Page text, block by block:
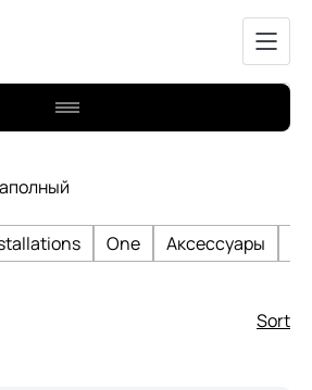
One Аксессуары
Sort